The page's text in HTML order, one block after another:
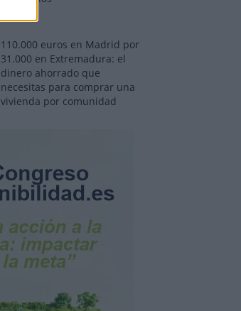
110.000 euros en Madrid por
31.000 en Extremadura: el
dinero ahorrado que
necesitas para comprar una
vivienda por comunidad